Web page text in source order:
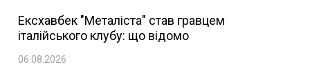
Ексхавбек "Металіста" став гравцем
італійського клубу: що відомо
06.08.2026